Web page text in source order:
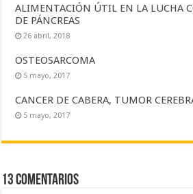
ALIMENTACIÓN ÚTIL EN LA LUCHA
DE PÁNCREAS
26 abril, 2018
OSTEOSARCOMA
5 mayo, 2017
CANCER DE CABERA, TUMOR
5 mayo, 2017
13 comentarios